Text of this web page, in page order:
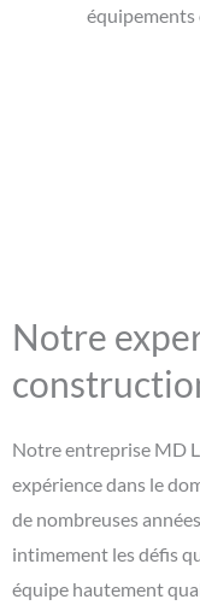
équipements
Notre
Notre entreprise MD
expérience dans le
de nombreuses
intimement les défis
équipe hautement